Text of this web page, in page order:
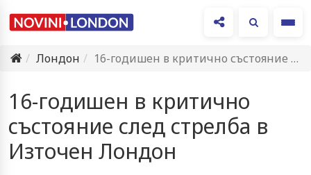
Лондон
16-годишен в критично състояние след стрелба в Източен Лондон
16-годишен в критично
състояние след стрелба в
Източен Лондон